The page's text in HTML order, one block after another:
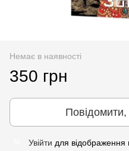
Немає в наявності
350 грн
Повідомити,
Увійти для відображення